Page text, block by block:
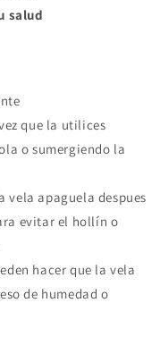
salud
que la utilices
o sumergiendo la
apaguela despues
evitar el hollín o
hacer que la vela
de humedad o